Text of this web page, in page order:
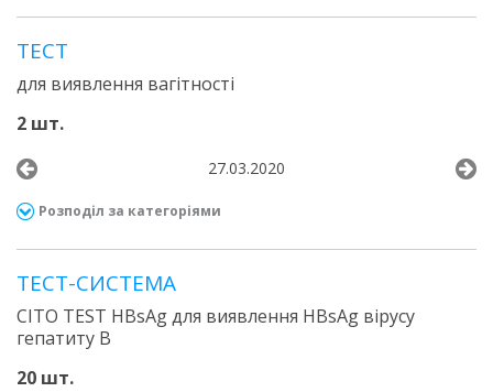
ТЕСТ
для виявлення вагітності
2 шт.
27.03.2020
Розподіл за категоріями
ТЕСТ-СИСТЕМА
CITO TEST HBsAg для виявлення HBsAg вірусу
гепатиту В
20 шт.